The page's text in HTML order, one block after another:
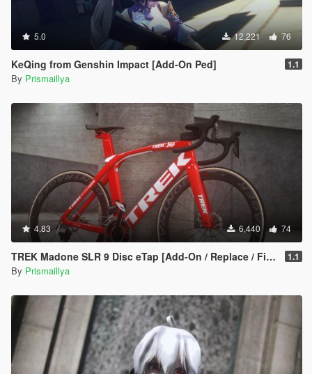
5.0 12,221 76
KeQing from Genshin Impact [Add-On Ped] 1.1
By Prismaillya
4.83 6,440 74
TREK Madone SLR 9 Disc eTap [Add-On / Replace / FiveM] 1.1
By Prismaillya